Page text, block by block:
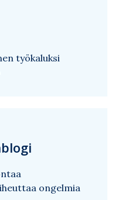
työkaluksi
ongelmia